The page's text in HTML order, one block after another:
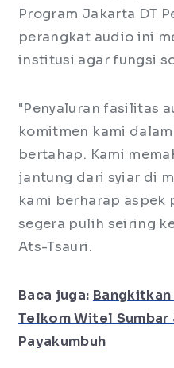
Program Jakarta DT
perangkat audio ini
institusi agar fungsi
"Penyaluran fasilitas
komitmen kami
bertahap. Kami
jantung dari syiar di
kami berharap
segera pulih seiring
Ats-Tsauri.
Baca juga: Bangkitkan
Telkom Witel Sumbar
Payakumbuh